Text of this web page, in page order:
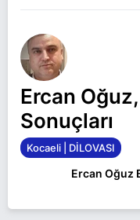
Ercan
Sonuçları
Kocaeli | DİLOVASI
Ercan Oğuz